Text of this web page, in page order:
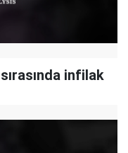
infilak